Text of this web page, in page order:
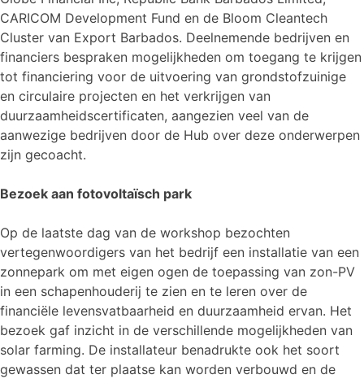
CARICOM Development Fund en de Bloom Cleantech
Cluster van Export Barbados. Deelnemende bedrijven en
financiers bespraken mogelijkheden om toegang te krijgen
tot financiering voor de uitvoering van grondstofzuinige
en circulaire projecten en het verkrijgen van
duurzaamheidscertificaten, aangezien veel van de
aanwezige bedrijven door de Hub over deze onderwerpen
zijn gecoacht.
Bezoek aan fotovoltaïsch park
Op de laatste dag van de workshop bezochten
vertegenwoordigers van het bedrijf een installatie van een
zonnepark om met eigen ogen de toepassing van zon-PV
in een schapenhouderij te zien en te leren over de
financiële levensvatbaarheid en duurzaamheid ervan. Het
bezoek gaf inzicht in de verschillende mogelijkheden van
solar farming. De installateur benadrukte ook het soort
gewassen dat ter plaatse kan worden verbouwd en de